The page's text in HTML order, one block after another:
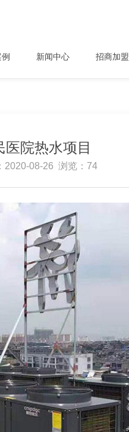
新闻中心 招商加盟
院热水项目
2020-08-26 浏览：74